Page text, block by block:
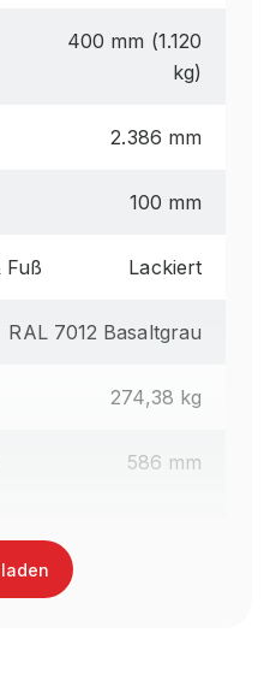
400 mm (1.120
kg)
2.386 mm
100 mm
Fuß Lackiert
RAL 7012 Basaltgrau
274,38 kg
586 mm